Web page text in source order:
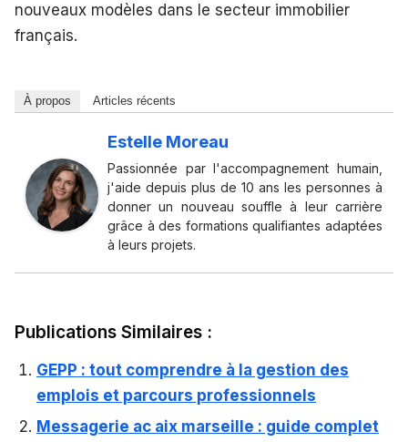
nouveaux modèles dans le secteur immobilier
français.
À propos Articles récents
Estelle Moreau
Passionnée par l'accompagnement humain,
j'aide depuis plus de 10 ans les personnes à
donner un nouveau souffle à leur carrière
grâce à des formations qualifiantes adaptées
à leurs projets.
Publications Similaires :
GEPP : tout comprendre à la gestion des
emplois et parcours professionnels
Messagerie ac aix marseille : guide complet